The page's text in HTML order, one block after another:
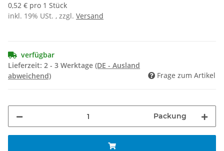
0,52 € pro 1 Stück
inkl. 19% USt. , zzgl. Versand
verfügbar
Lieferzeit: 2 - 3 Werktage (DE - Ausland
abweichend)
Frage zum Artikel
Packung